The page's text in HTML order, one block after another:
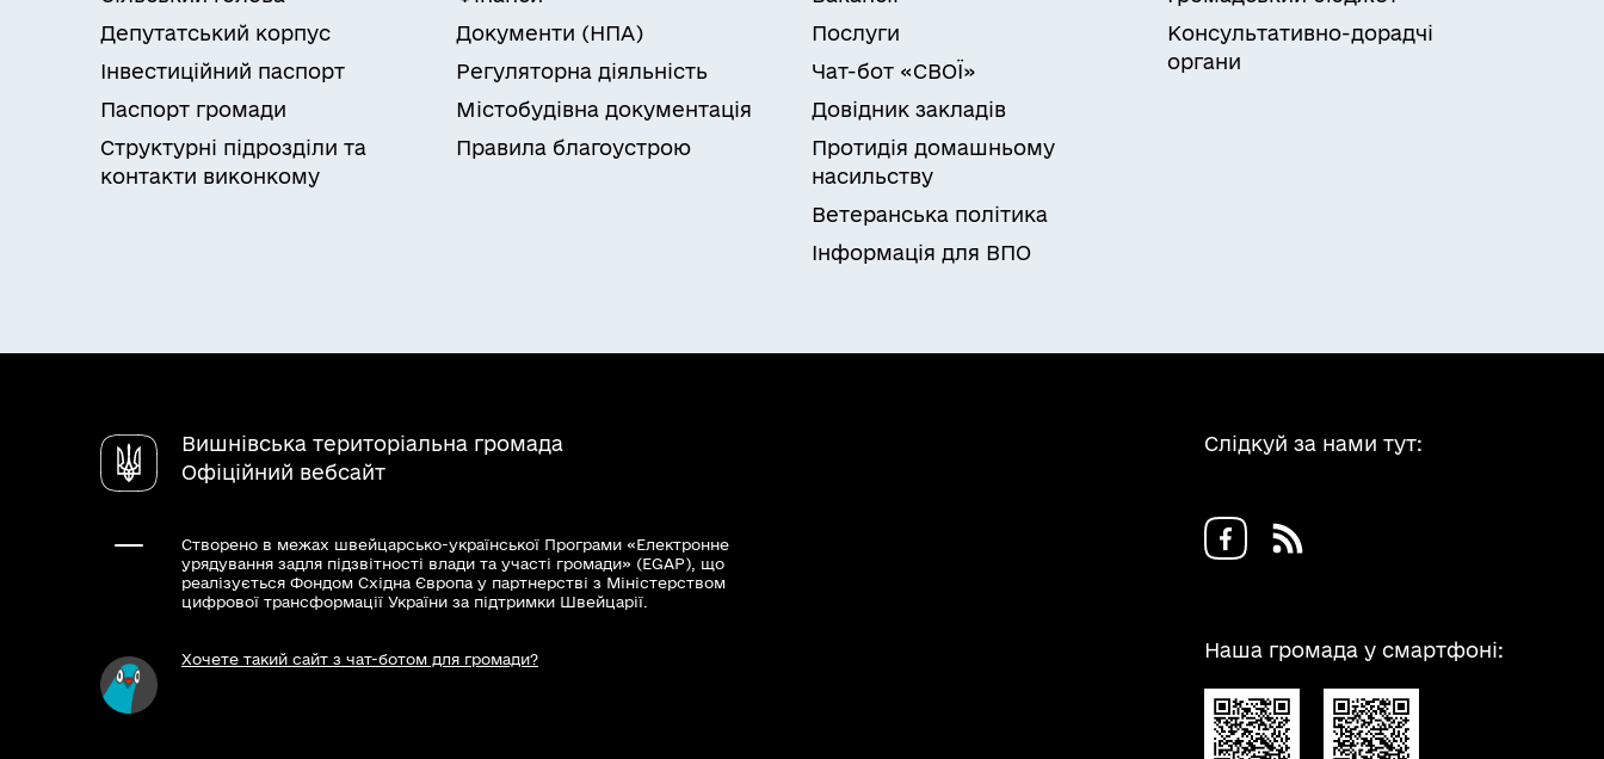
Депутатський корпус
Інвестиційний паспорт
Паспорт громади
Структурні підрозділи та
контакти виконкому
Документи (НПА)
Регуляторна діяльність
Містобудівна документація
Правила благоустрою
Послуги
Чат-бот «СВОЇ»
Довідник закладів
Протидія домашньому
насильству
Ветеранська політика
Інформація для ВПО
Консультативно-дорадчі
органи
Вишнівська територіальна громада
Офіційний вебсайт
Створено в межах швейцарсько-української Програми «Електронне
урядування задля підзвітності влади та участі громади» (EGAP), що
реалізується Фондом Східна Європа у партнерстві з Міністерством
цифрової трансформації України за підтримки Швейцарії.
Хочете такий сайт з чат-ботом для громади?
Слідкуй за нами тут:
Наша громада у смартфоні: